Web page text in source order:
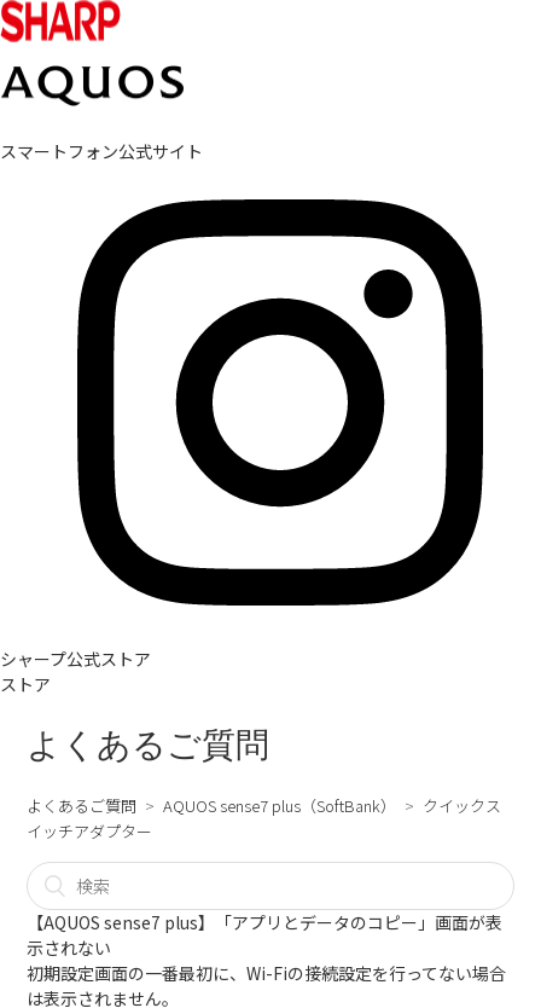
スマートフォン公式サイト
シャープ公式ストア
ストア
よくあるご質問
よくあるご質問 AQUOS sense7 plus（SoftBank）
クイックス
イッチアダプター
【AQUOS sense7 plus】「アプリとデータのコピー」画面が表
示されない
初期設定画面の一番最初に、Wi-Fiの接続設定を行ってない場合
は表示されません。